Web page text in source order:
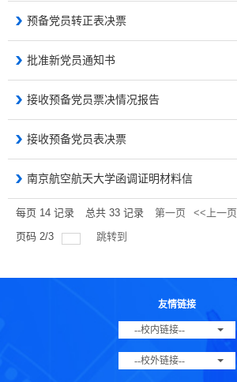
预备党员转正表决票
批准新党员通知书
接收预备党员票决情况报告
接收预备党员表决票
南京航空航天大学函调证明材料信
每页 14 记录 总共 33 记录 第一页 <<上一页
页码 2/3 跳转到
友情链接
--校内链接--
--校外链接--